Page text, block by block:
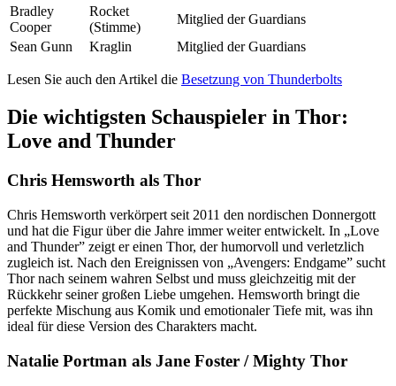
Bradley
Cooper
Rocket
(Stimme)
Mitglied der Guardians
Sean Gunn
Kraglin Mitglied der Guardians
Lesen Sie auch den Artikel die Besetzung von Thunderbolts
Die wichtigsten Schauspieler in Thor:
Love and Thunder
Chris Hemsworth als Thor
Chris Hemsworth verkörpert seit 2011 den nordischen Donnergott
und hat die Figur über die Jahre immer weiter entwickelt. In „Love
and Thunder” zeigt er einen Thor, der humorvoll und verletzlich
zugleich ist. Nach den Ereignissen von „Avengers: Endgame” sucht
Thor nach seinem wahren Selbst und muss gleichzeitig mit der
Rückkehr seiner großen Liebe umgehen. Hemsworth bringt die
perfekte Mischung aus Komik und emotionaler Tiefe mit, was ihn
ideal für diese Version des Charakters macht.
Natalie Portman als Jane Foster / Mighty Thor